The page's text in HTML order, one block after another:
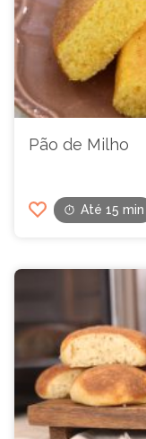
Pão de Milho
Até 15 min